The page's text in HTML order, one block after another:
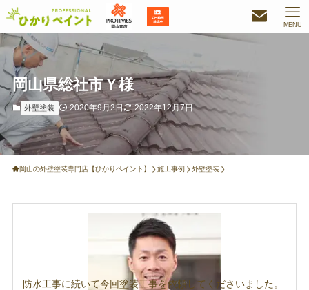
MENU
岡山県総社市Ｙ様
外壁塗装 2020年9月2日 2022年12月7日
岡山の外壁塗装専門店【ひかりペイント】 施工事例 外壁塗装
防水工事に続いて今回塗装工事を依頼してくださいました。